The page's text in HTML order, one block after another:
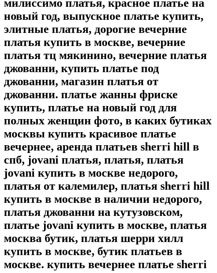
милиссимо платья, красное платье на
новый год, выпускное платье купить,
элитные платья, дорогие вечерние
платья купить в москве, вечерние
платья тц мякинино, вечерние платья
джованни, купить платье под
джованни, магазин платья от
джованни. платье жанны фриске
купить, платье на новый год для
полных женщин фото, в каких бутиках
москвы купить красивое платье
вечернее, аренда платьев sherri hill в
спб, jovani платья, платья, платья
jovani купить в москве недорого,
платья от калемилер, платья sherri hill
купить в москве в наличии недорого,
платья джованни на кутузовском,
платье jovani купить в москве, платья
москва бутик, платья шерри хилл
купить в москве, бутик платьев в
москве. купить вечернее платье sherri